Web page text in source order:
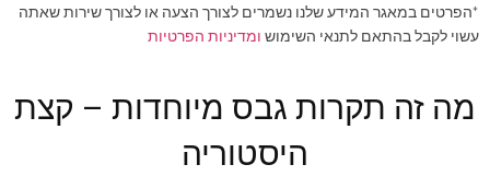
*הפרטים במאגר המידע שלנו נשמרים לצורך הצעה או לצורך שירות שאתה
עשוי לקבל בהתאם לתנאי השימוש ומדיניות הפרטיות
מה זה תקרות גבס מיוחדות – קצת
היסטוריה